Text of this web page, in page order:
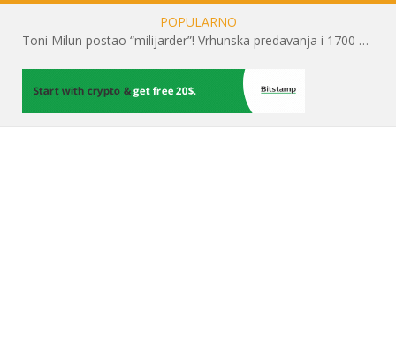
POPULARNO
Toni Milun postao “milijarder”! Vrhunska predavanja i 1700 posjetitelja obilježili su mjesec financijske pismenosti